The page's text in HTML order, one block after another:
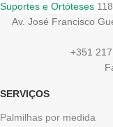
Suportes e Ortóteses 118
Av. José Francisco
+351
SERVIÇOS
Palmilhas por medida